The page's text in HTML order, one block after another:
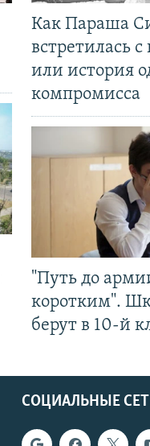
Как Параша
встретилась
или история
компромисса
"Путь до
коротким".
берут в 10-й
СОЦИАЛЬНЫЕ